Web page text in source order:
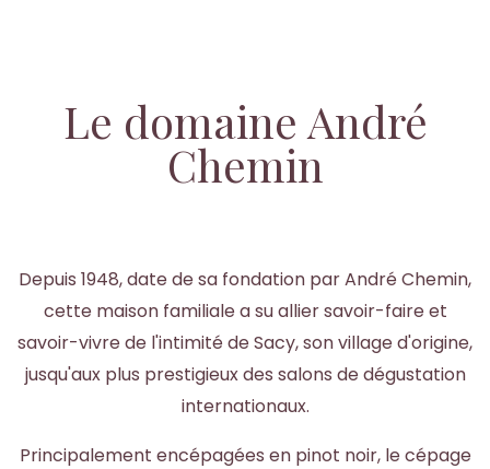
Le domaine André
Chemin
Depuis 1948, date de sa fondation par André Chemin,
cette maison familiale a su allier savoir-faire et
savoir-vivre de l'intimité de Sacy, son village d'origine,
jusqu'aux plus prestigieux des salons de dégustation
internationaux.
Principalement encépagées en pinot noir, le cépage